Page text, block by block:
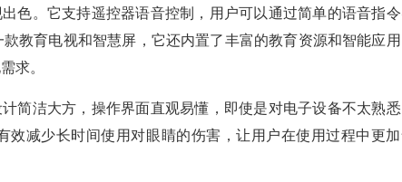
色。它支持遥控器语音控制，用户可以通过简单的语音指
教育电视和智慧屏，它还内置了丰富的教育资源和智能应
求。
简洁大方，操作界面直观易懂，即使是对电子设备不太熟
效减少长时间使用对眼睛的伤害，让用户在使用过程中更